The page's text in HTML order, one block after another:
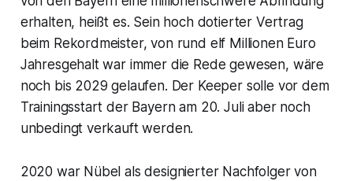
erhalten, heißt es. Sein hoch dotierter Vertrag
beim Rekordmeister, von rund elf Millionen Euro
Jahresgehalt war immer die Rede gewesen, wäre
noch bis 2029 gelaufen. Der Keeper solle vor dem
Trainingsstart der Bayern am 20. Juli aber noch
unbedingt verkauft werden.
2020 war Nübel als designierter Nachfolger von